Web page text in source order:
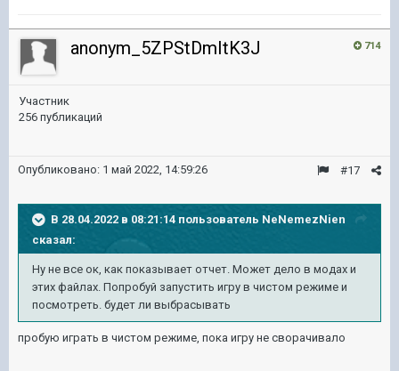
714
anonym_5ZPStDmItK3J
Участник
256 публикаций
#17
Опубликовано: 1 май 2022, 14:59:26
В 28.04.2022 в 08:21:14 пользователь NeNemezNien
сказал:
Ну не все ок, как показывает отчет. Может дело в модах и
этих файлах. Попробуй запустить игру в чистом режиме и
посмотреть. будет ли выбрасывать
пробую играть в чистом режиме, пока игру не сворачивало